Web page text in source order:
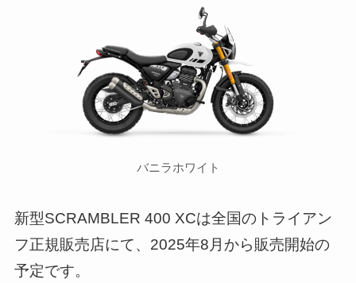
バニラホワイト
新型SCRAMBLER 400 XCは全国のトライアン
フ正規販売店にて、2025年8月から販売開始の
予定です。